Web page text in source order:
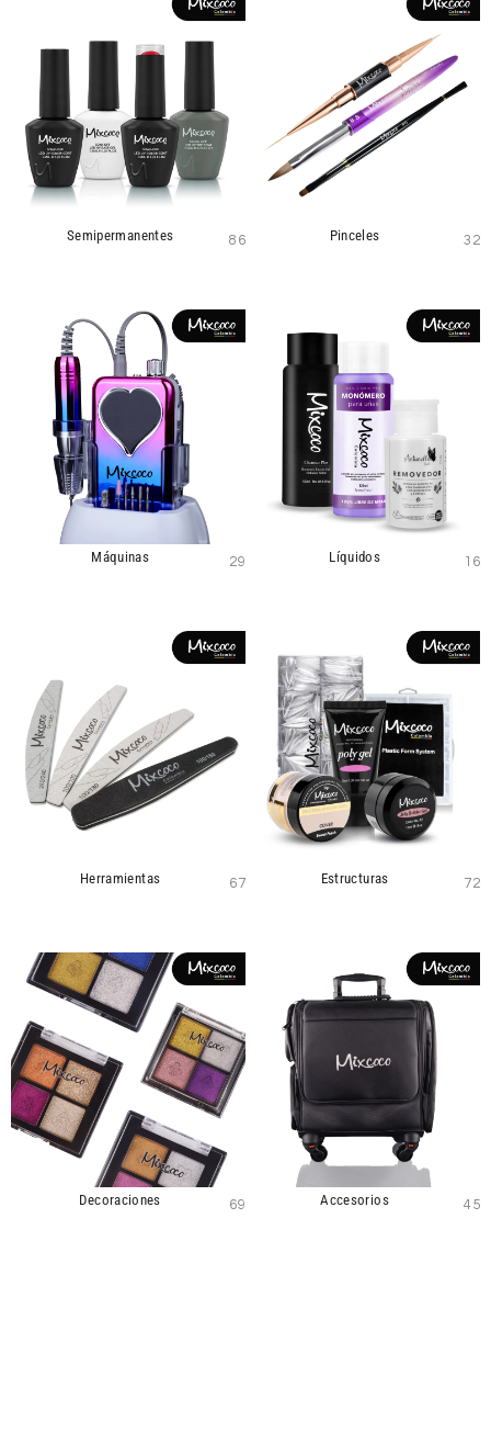
Semipermanentes 86 Pinceles 32
Máquinas 29 Líquidos 16
Herramientas 67 Estructuras 72
Decoraciones 69 Accesorios 45